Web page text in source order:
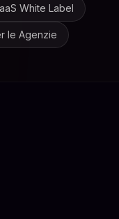
White Label
le Agenzie